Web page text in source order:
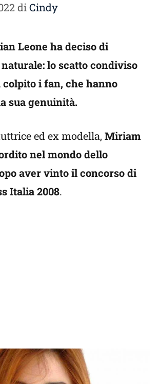
diCindy
Leone ha deciso di
lo scatto condiviso
colpito i fan, che hanno
sua genuinità.
ed ex modella, Miriam
nel mondo dello
aver vinto il concorso di
Italia 2008.